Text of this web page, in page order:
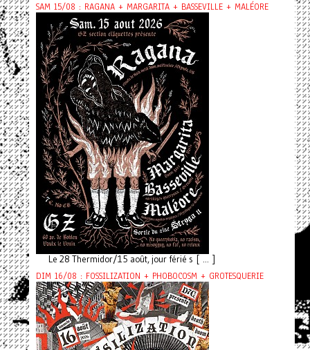
SAM 15/08 : RAGANA + MARGARITA + BASSEVILLE + MALÉORE
Le 28 Thermidor/15 août, jour férié s [ ... ]
DIM 16/08 : FOSSILIZATION + PHOBOCOSM + GROTESQUERIE